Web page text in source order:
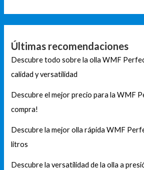
Últimas recomendaciones
Descubre todo sobre la olla WMF
calidad y versatilidad
Descubre el mejor precio para la WMF
compra!
Descubre la mejor olla rápida WMF
litros
Descubre la versatilidad de la olla a